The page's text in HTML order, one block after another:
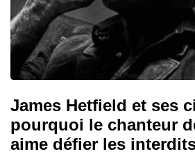
James Hetfield et ses
pourquoi le chanteur
aime défier les